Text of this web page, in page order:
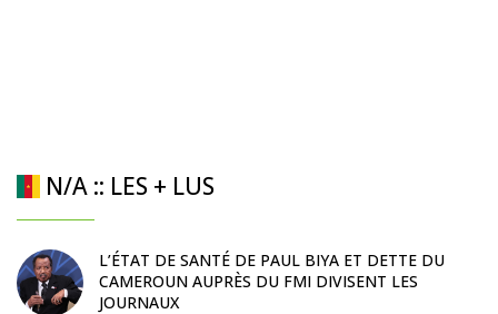
N/A :: LES + LUS
L’ÉTAT DE SANTÉ DE PAUL BIYA ET DETTE DU
CAMEROUN AUPRÈS DU FMI DIVISENT LES
JOURNAUX